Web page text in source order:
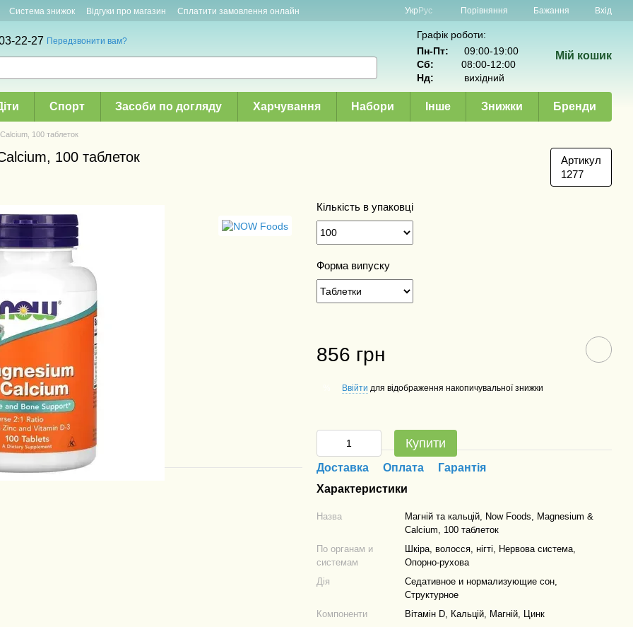
Система знижок Відгуки про магазин
Сплатити замовлення онлайн
Укр Рус Порівняння Бажання Вхід
22-27 Передзвонити вам?
Графік роботи:
Пн-Пт:
09:00-19:00
Сб:
08:00-12:00
Нд:
вихідний
Мій кошик
Спорт Засоби по догляду Харчування Набори Інше Знижки Бренди
100 таблеток
100 таблеток
Артикул
1277
Кількість в упаковці
Форма випуску
856 грн
Ввійти для відображення накопичувальної знижки
Купити
Доставка Оплата
Гарантія
Характеристики
Назва
Магній та кальцій, Now Foods, Magnesium &
Calcium, 100 таблеток
По органам и
системам
Шкіра, волосся, нігті, Нервова система,
Опорно-рухова
Дія
Седативное и нормализующие сон,
Структурное
Компоненти
Вітамін D, Кальцій, Магній, Цинк